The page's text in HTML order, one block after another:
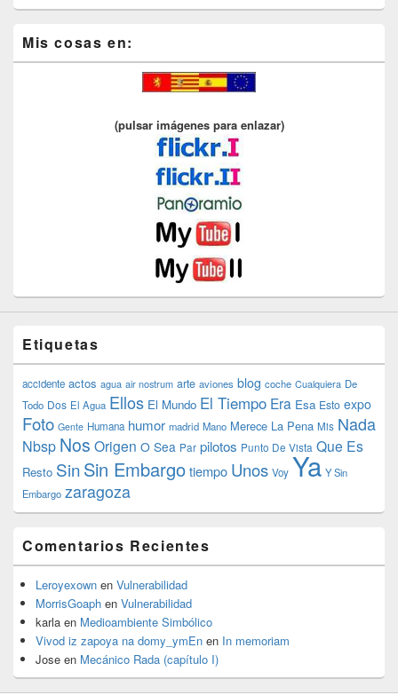
Mis cosas en:
(pulsar imágenes para enlazar)
Etiquetas
accidente actos agua air nostrum arte aviones blog coche Cualquiera De
Todo Dos El Agua Ellos El Mundo El Tiempo Era Esa Esto expo
Foto Gente Humana humor madrid Mano Merece La Pena Mis Nada
Nbsp Nos Origen O Sea Par pilotos Punto De Vista Que Es
Resto SinSin Embargotiempo Unos Voy Ya Y Sin
Embargo zaragoza
Comentarios Recientes
Leroyexown en Vulnerabilidad
MorrisGoaph en Vulnerabilidad
karla en Medioambiente Simbólico
Vivod iz zapoya na domy_ymEn en In memoriam
Jose en Mecánico Rada (capítulo I)